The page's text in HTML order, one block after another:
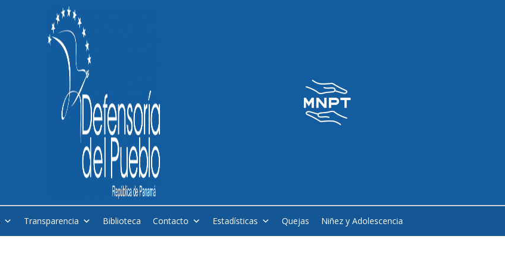
Transparencia Biblioteca Contacto Estadísticas Quejas Niñez y Adolescencia